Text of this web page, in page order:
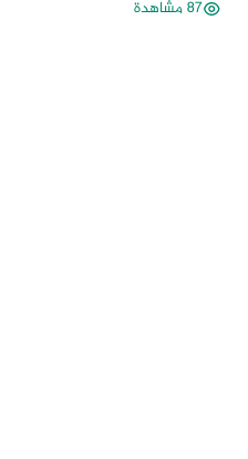
87 مشاهدة